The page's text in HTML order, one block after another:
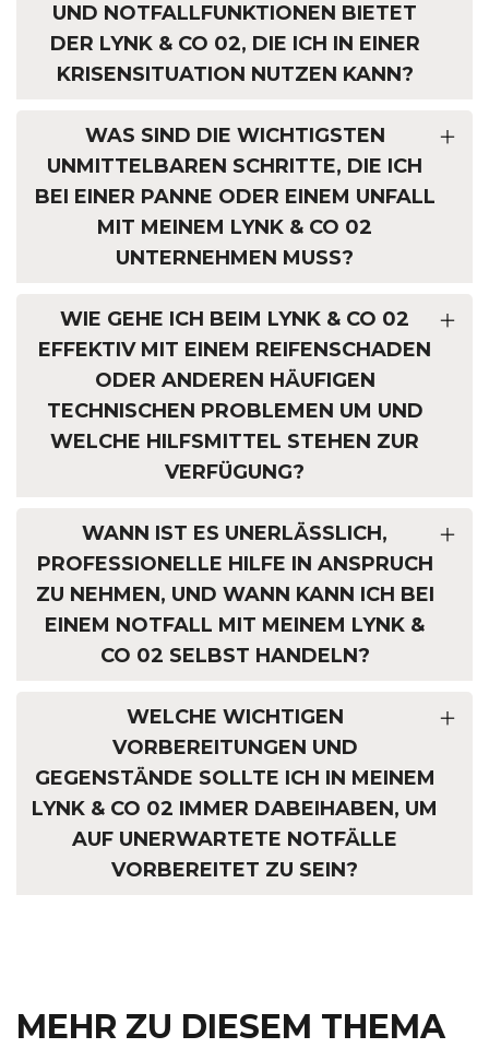
UND NOTFALLFUNKTIONEN BIETET
DER LYNK & CO 02, DIE ICH IN EINER
KRISENSITUATION NUTZEN KANN?
WAS SIND DIE WICHTIGSTEN
UNMITTELBAREN SCHRITTE, DIE ICH
BEI EINER PANNE ODER EINEM UNFALL
MIT MEINEM LYNK & CO 02
UNTERNEHMEN MUSS?
WIE GEHE ICH BEIM LYNK & CO 02
EFFEKTIV MIT EINEM REIFENSCHADEN
ODER ANDEREN HÄUFIGEN
TECHNISCHEN PROBLEMEN UM UND
WELCHE HILFSMITTEL STEHEN ZUR
VERFÜGUNG?
WANN IST ES UNERLÄSSLICH,
PROFESSIONELLE HILFE IN ANSPRUCH
ZU NEHMEN, UND WANN KANN ICH BEI
EINEM NOTFALL MIT MEINEM LYNK &
CO 02 SELBST HANDELN?
WELCHE WICHTIGEN
VORBEREITUNGEN UND
GEGENSTÄNDE SOLLTE ICH IN MEINEM
LYNK & CO 02 IMMER DABEIHABEN, UM
AUF UNERWARTETE NOTFÄLLE
VORBEREITET ZU SEIN?
MEHR ZU DIESEM THEMA